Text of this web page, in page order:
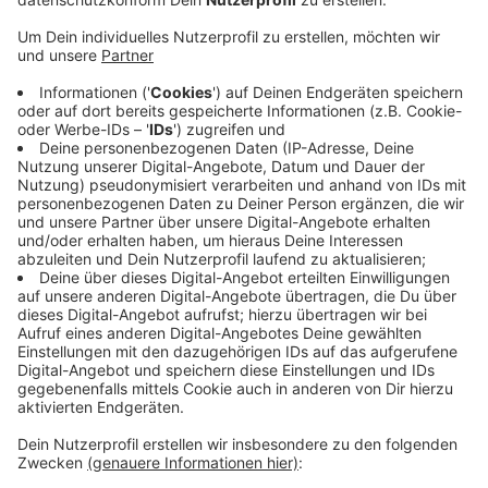
Investoren können damit die Erschließungsplanung
Stadt Zülpich. Beschlossen wurden die Pläne unter
anderem für die Römergärten in Zülpich, „auf dem
Kittel“ in Merzenich und den Lammerweg in
Rövenich. Der Stadtrat hat in seiner Sitzung auch
über neue Gebühren entschieden. Nach acht
Jahren wird die Müllabfuhr in Zülpich erstmals
teurer. Ein Vier-Personen-Haushalt muss mit bis
zu 50 Euro mehr im Jahr rechnen. Gleichzeitig
sinken aber die Abwassergebühren in der Stadt.
Veröffentlicht: Freitag, 11.12.2020 16:47
Anzeige